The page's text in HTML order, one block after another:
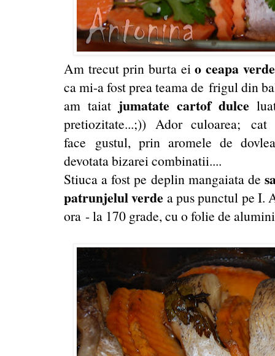
Am trecut prin burta eio ceapa verde
ca mi-a fost prea teama de frigul din
am taiat jumatate cartof dulce
pretiozitate...;)) Ador culoarea;
face gustul, prin aromele de
devotata bizarei combinatii....
Stiuca a fost pe deplin mangaiata de
patrunjelul verde a pus punctul pe I.
ora - la 170 grade, cu o folie de